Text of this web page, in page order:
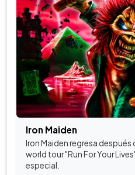
Iron Maiden
Iron Maiden regresa después
world tour "Run For Your
especial.